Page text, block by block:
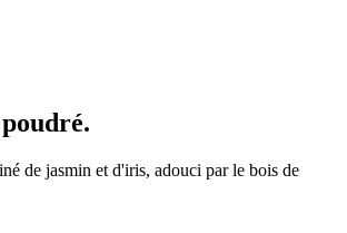
de jasmin et d'iris, adouci par le bois de